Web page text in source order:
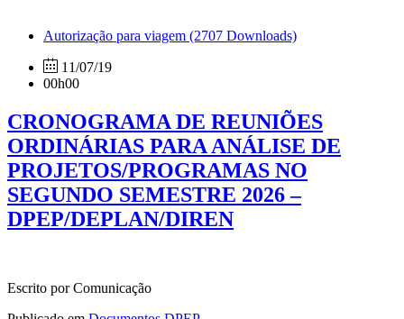
Autorização para viagem (2707 Downloads)
11/07/19
00h00
CRONOGRAMA DE REUNIÕES
ORDINÁRIAS PARA ANÁLISE DE
PROJETOS/PROGRAMAS NO
SEGUNDO SEMESTRE 2026 –
DPEP/DEPLAN/DIREN
Escrito por Comunicação